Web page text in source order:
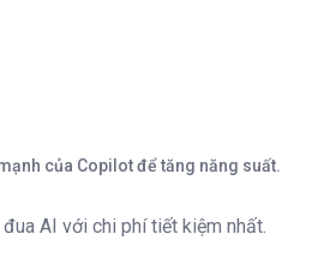
của Copilot để tăng năng suất.
AI với chi phí tiết kiệm nhất.